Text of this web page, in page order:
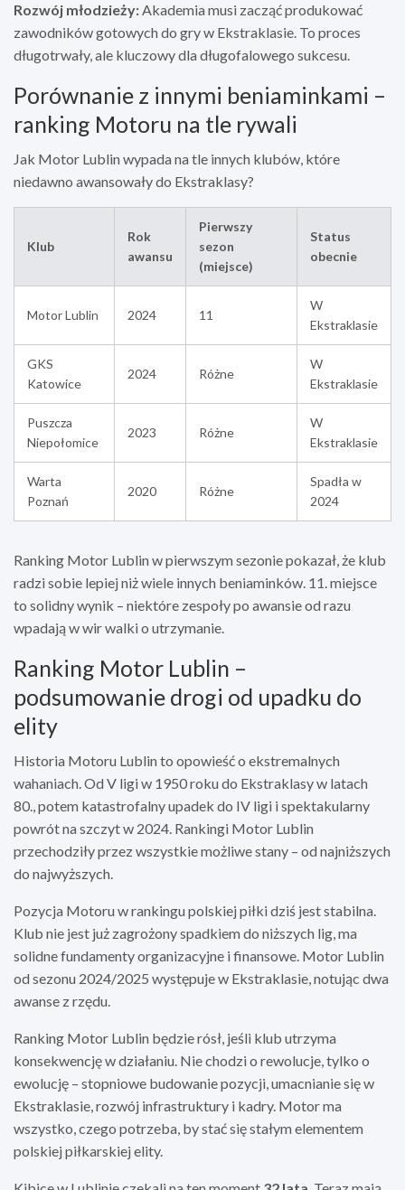
Rozwój młodzieży:Akademia musi zacząć produkować
zawodników gotowych do gry w Ekstraklasie. To proces
długotrwały, ale kluczowy dla długofalowego sukcesu.
Porównanie z innymi beniaminkami –
ranking Motoru na tle rywali
Jak Motor Lublin wypada na tle innych klubów, które
niedawno awansowały do Ekstraklasy?
Klub
Rok
awansu
Pierwszy
sezon
(miejsce)
Status
obecnie
Motor Lublin 2024 11
W
Ekstraklasie
GKS
Katowice
2024 Różne
W
Ekstraklasie
Puszcza
Niepołomice
2023 Różne
W
Ekstraklasie
Warta
Poznań
2020 Różne
Spadła w
2024
Ranking Motor Lublin w pierwszym sezonie pokazał, że klub
radzi sobie lepiej niż wiele innych beniaminków. 11. miejsce
to solidny wynik – niektóre zespoły po awansie od razu
wpadają w wir walki o utrzymanie.
Ranking Motor Lublin –
podsumowanie drogi od upadku do
elity
Historia Motoru Lublin to opowieść o ekstremalnych
wahaniach. Od V ligi w 1950 roku do Ekstraklasy w latach
80., potem katastrofalny upadek do IV ligi i spektakularny
powrót na szczyt w 2024. Rankingi Motor Lublin
przechodziły przez wszystkie możliwe stany – od najniższych
do najwyższych.
Pozycja Motoru w rankingu polskiej piłki dziś jest stabilna.
Klub nie jest już zagrożony spadkiem do niższych lig, ma
solidne fundamenty organizacyjne i finansowe. Motor Lublin
od sezonu 2024/2025 występuje w Ekstraklasie, notując dwa
awanse z rzędu.
Ranking Motor Lublin będzie rósł, jeśli klub utrzyma
konsekwencję w działaniu. Nie chodzi o rewolucje, tylko o
ewolucję – stopniowe budowanie pozycji, umacnianie się w
Ekstraklasie, rozwój infrastruktury i kadry. Motor ma
wszystko, czego potrzeba, by stać się stałym elementem
polskiej piłkarskiej elity.